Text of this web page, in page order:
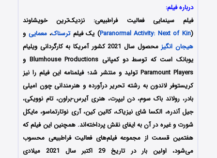
درباره فیلم:
فیلم سینماییفعالیت فراطبیعی: نزدیک‌‌ترین خویشاوند
(
Paranormal Activity: Next of Kin) یک فیلمترسناک،معمایی و
هیجان انگیز
محصول سال 2021 کشور آمریکا به کارگردانی ویلیام
یوبانک است که توسط دو کمپانی Blumhouse Productions و
Paramount Players تولید و منتشر شد؛ فیلمنامه این فیلم را نیز
کریستوفر لاندون به رشته تحریر درآورده و هنرمندانی چون امیلی
بادر، رولاند باک سوم، دن لیپرت، هنری آیرس-براون، تام نوویکی،
جیل آندره، الکسا شای نیزیاک، کالین کین، آری نوتارتماسو، مایکل
شورت و غیره در آن به ایفای نقش پرداخته‌اند. همچنین این فیلم که
هفتمین قسمت از مجموعه فیلم‌های فعالیت فراطبیعی محسوب
می‌شود، اولین بار در تاریخ 29 اکتبر سال 2021 میلادی